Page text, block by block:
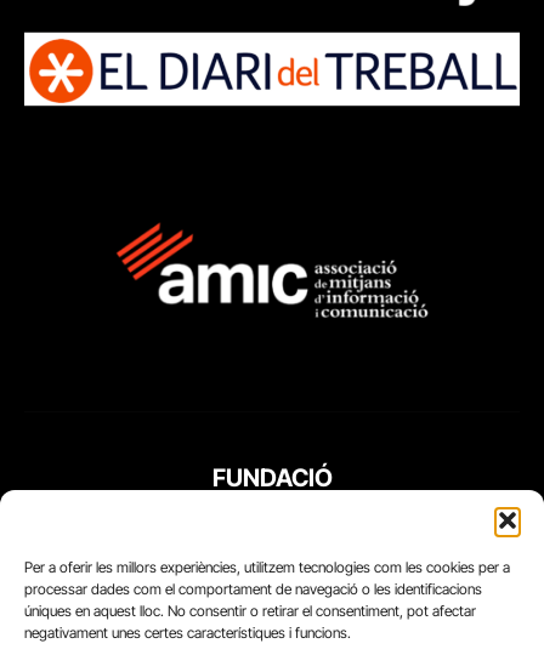
Per a oferir les millors experiències, utilitzem tecnologies com les cookies per a
processar dades com el comportament de navegació o les identificacions
úniques en aquest lloc. No consentir o retirar el consentiment, pot afectar
negativament unes certes característiques i funcions.
FUNDACIÓ